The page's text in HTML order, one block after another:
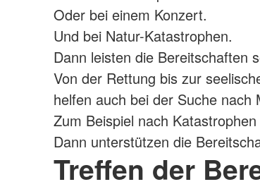
Oder bei einem Konzert.
Und bei Natur-Katastrophen.
Dann leisten die Bereitschaften
Von der Rettung bis zur
helfen auch bei der Suche nach
Zum Beispiel nach
Dann unterstützen die
Treffen der